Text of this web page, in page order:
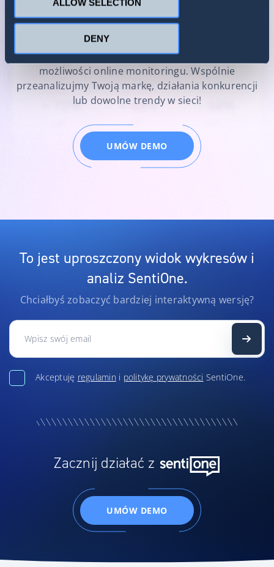
ALLOW SELECTION
DENY
Odblokuj więcej wykresów, analiz i
insightów!
Umów bezpłatne demo, aby poznać wszystkie
możliwości online monitoringu. Wspólnie
przeanalizujmy Twoją markę, działania konkurencji
lub dowolne trendy w sieci!
UMÓW DEMO
To jest uproszczony widok wykresów i
analiz SentiOne.
Chciałbyś zobaczyć bardziej interaktywną wersję?
Akceptuję regulamin i politykę prywatności SentiOne.
Zacznij działać z
UMÓW DEMO